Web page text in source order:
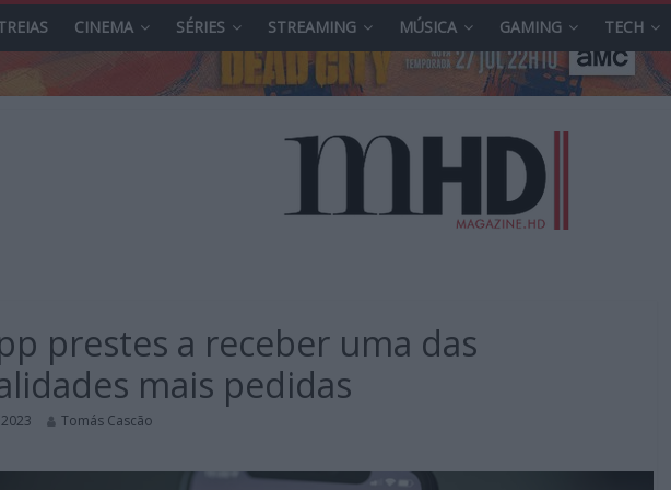
CINEMA SÉRIES STREAMING MÚSICA GAMING TECH
prestes a receber uma das
mais pedidas
Tomás Cascão